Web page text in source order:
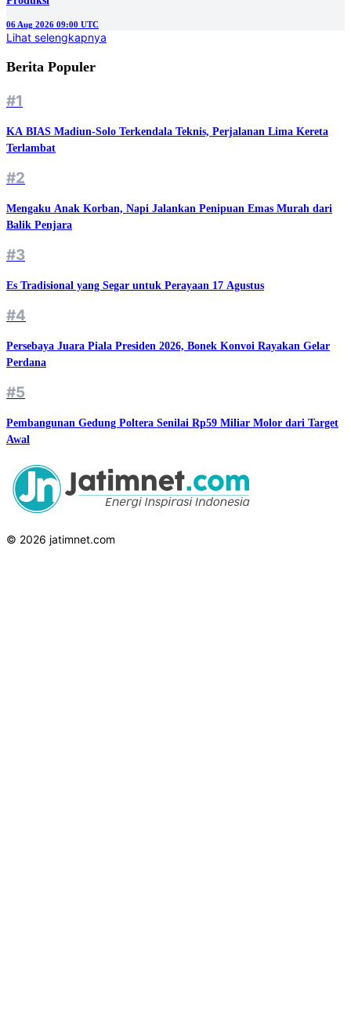
06 Aug 2026 09:00 UTC
Lihat selengkapnya
Berita Populer
#1
KA BIAS Madiun-Solo Terkendala Teknis, Perjalanan Lima Kereta
Terlambat
#2
Mengaku Anak Korban, Napi Jalankan Penipuan Emas Murah dari
Balik Penjara
#3
Es Tradisional yang Segar untuk Perayaan 17 Agustus
#4
Persebaya Juara Piala Presiden 2026, Bonek Konvoi Rayakan Gelar
Perdana
#5
Pembangunan Gedung Poltera Senilai Rp59 Miliar Molor dari Target
Awal
© 2026 jatimnet.com